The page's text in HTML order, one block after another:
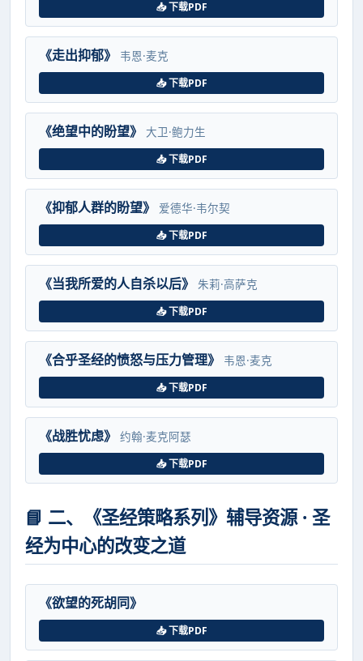
📥 下载PDF
《走出抑郁》 韦恩·麦克
📥 下载PDF
《绝望中的盼望》 大卫·鲍力生
📥 下载PDF
《抑郁人群的盼望》 爱德华·韦尔契
📥 下载PDF
《当我所爱的人自杀以后》 朱莉·高萨克
📥 下载PDF
《合乎圣经的愤怒与压力管理》 韦恩·麦克
📥 下载PDF
《战胜忧虑》 约翰·麦克阿瑟
📥 下载PDF
📘 二、《圣经策略系列》辅导资源 · 圣
经为中心的改变之道
《欲望的死胡同》
📥 下载PDF